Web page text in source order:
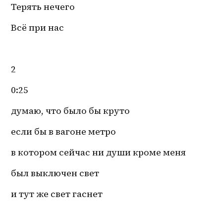
Терять нечего
Всё при нас
2
0:25
думаю, что было бы круто
если бы в вагоне метро
в котором сейчас ни души кроме меня
был выключен свет
и тут же свет гаснет